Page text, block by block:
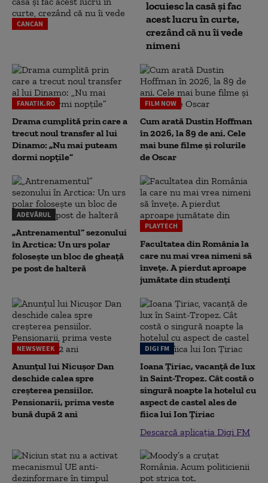
CANCAN
locuiesc la casă și fac
acest lucru în curte,
crezând că nu îi vede
nimeni
FANATIK.RO
Drama cumplită prin care a
trecut noul transfer al lui
Dinamo: „Nu mai puteam
dormi nopțile”
FILM NOW
Cum arată Dustin Hoffman
în 2026, la 89 de ani. Cele
mai bune filme și rolurile
de Oscar
ADEVĂRUL
„Antrenamentul” sezonului
în Arctica: Un urs polar
folosește un bloc de gheață
pe post de halteră
PLAYTECH
Facultatea din România la
care nu mai vrea nimeni să
înveţe. A pierdut aproape
jumătate din studenţi
NEWSWEEK
Anunțul lui Nicușor Dan
deschide calea spre
creșterea pensiilor.
Pensionarii, prima veste
bună după 2 ani
DIGI FM
Ioana Țiriac, vacanță de lux
în Saint-Tropez. Cât costă o
singură noapte la hotelul cu
aspect de castel ales de
fiica lui Ion Țiriac
Descarcă aplicația Digi FM